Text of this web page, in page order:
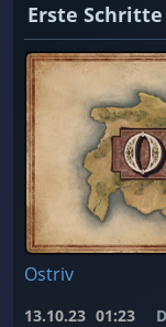
Erste
Ostriv
13.10.23 01:23